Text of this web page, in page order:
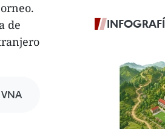
de
VNA